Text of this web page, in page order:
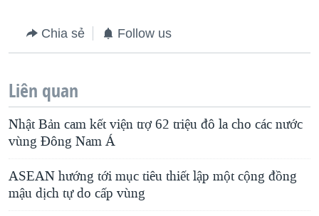
Chia sẻ Follow us
Liên quan
Nhật Bản cam kết viện trợ 62 triệu đô la cho các nước
vùng Đông Nam Á
ASEAN hướng tới mục tiêu thiết lập một cộng đồng
mậu dịch tự do cấp vùng